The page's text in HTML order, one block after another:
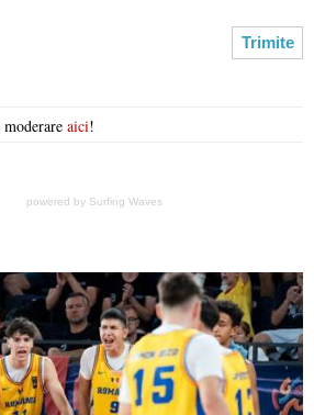
aici!
powered by Surfing Waves